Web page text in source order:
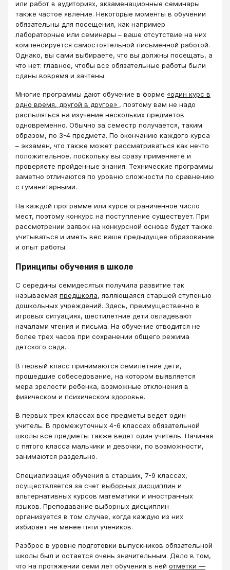
или работ в аудиториях, экзаменационные семинары
также частое явление. Некоторые моменты в обучении
обязательны для посещения, как например
лабораторные или семинары – ваше отсутствие на них
компенсируется самостоятельной письменной работой.
Однако, вы сами выбираете, что вы должны посещать, а
что нет: главное, чтобы все обязательные работы были
сданы вовремя и зачтены.
Многие программы дают обучение в форме «один курс в
одно время, другой в другое» , поэтому вам не надо
распыляться на изучение нескольких предметов
одновременно. Обычно за семестр получается, таким
образом, по 3-4 предмета. По окончанию каждого курса
– экзамен, что также может рассматриваться как нечто
положительное, поскольку вы сразу применяете и
проверяете пройденные знания. Технические программы
заметно отличаются по уровню сложности по сравнению
с гуманитарными.
На каждой программе или курсе ограниченное число
мест, поэтому конкурс на поступление существует. При
рассмотрении заявок на конкурсной основе будет также
учитываться и иметь вес ваше предыдущее образование
и опыт работы.
Принципы обучения в школе
С середины семидесятых получила развитие так
называемая предшкола, являющаяся старшей ступенью
дошкольных учреждений. Здесь, преимущественно в
игровых ситуациях, шестилетние дети овладевают
началами чтения и письма. На обучение отводится не
более трех часов при сохранении общего режима
детского сада.
В первый класс принимаются семилетние дети,
прошедшие собеседование, на котором выявляется
мера зрелости ребенка, возможные отклонения в
физическом и психическом здоровье.
В первых трех классах все предметы ведет один
учитель. В промежуточных 4-6 классах обязательной
школы все предметы также ведет один учитель. Начиная
с пятого класса мальчики и девочки, по возможности,
занимаются раздельно.
Специализация обучения в старших, 7-9 классах,
осуществляется за счет выборных дисциплин и
альтернативных курсов математики и иностранных
языков. Преподавание выборных дисциплин
организуется в том случае, когда каждую из них
избирает не менее пяти учеников.
Разброс в уровне подготовки выпускников обязательной
школы был и остается очень значительным. Дело в том,
что на протяжении семи лет обучения в ней отметки ―